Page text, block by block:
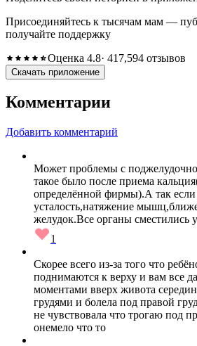
Присоединяйтесь к тысячам мам —
получайте поддержку
Оценка 4.8· 417,594 отзывов
Скачать приложение
Комментарии
Добавить комментарий
Может проблемы с
такое было после приема
определённой фирмы).А так если
усталость,натяжение
желудок.Все органы сместились
1
Скорее всего из-за того что
поднимаются к верху и вам все
моментами вверх живота
грудями и болела под правой
не чувствовала что трогаю под
онемело что то